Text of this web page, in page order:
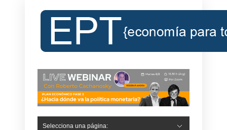
Selecciona una página: